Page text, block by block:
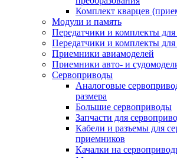
Комплект кварцев
Модули и память
Передатчики и комплекты для
Передатчики и комплекты для
Приемники авиамоделей
Приемники авто- и
Сервоприводы
Аналоговые
размера
Большие сервоприводы
Запчасти для
Кабели и разъемы для
приемников
Качалки на